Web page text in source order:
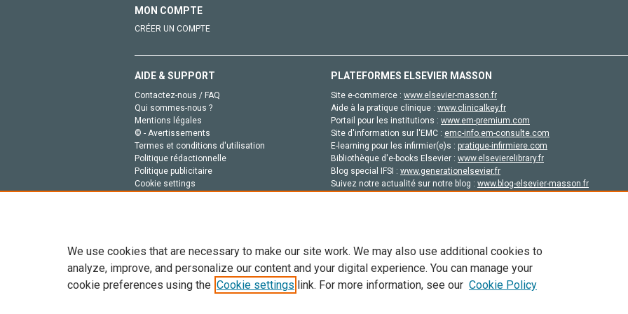
MON COMPTE
CRÉER UN COMPTE
AIDE & SUPPORT
Contactez-nous / FAQ
Qui sommes-nous ?
Mentions légales
© - Avertissements
Termes et conditions d'utilisation
Politique rédactionnelle
Politique publicitaire
Cookie settings
PLATEFORMES ELSEVIER MASSON
Site e-commerce : www.elsevier-masson.fr
Aide à la pratique clinique : www.clinicalkey.fr
Portail pour les institutions : www.em-premium.com
Site d'information sur l'EMC : emc-info.em-consulte.com
E-learning pour les infirmier(e)s : pratique-infirmiere.com
Bibliothèque d'e-books Elsevier : www.elsevierelibrary.fr
Blog special IFSI : www.generationelsevier.fr
Suivez notre actualité sur notre blog : www.blog-elsevier-masson.fr
Tout le contenu de ce site: Copyright © 2026 Elsevier, ses concédants de licence et ses contributeurs. Tout les droits sont réservés,
de données, a la formation en IA et aux technologies similaires. Pour tout contenu en libre accès, les conditions de licence
We use cookies that are necessary to make our site work. We may also use additional cookies to
analyze, improve, and personalize our content and your digital experience. You can manage your
cookie preferences using the Cookie settings link. For more information, see our Cookie Policy